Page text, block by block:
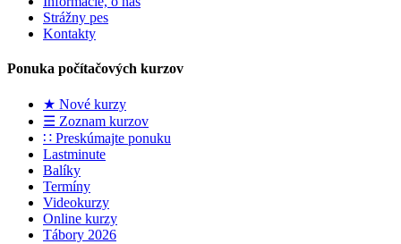
Strážny pes
Kontakty
Ponuka počítačových kurzov
★ Nové kurzy
☰ Zoznam kurzov
∷ Preskúmajte ponuku
Lastminute
Balíky
Termíny
Videokurzy
Online kurzy
Tábory 2026